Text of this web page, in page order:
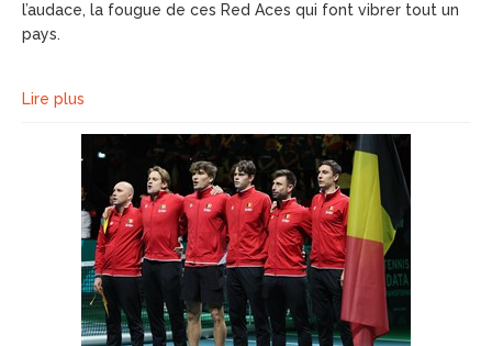
l’audace, la fougue de ces Red Aces qui font vibrer tout un
pays.
Lire plus